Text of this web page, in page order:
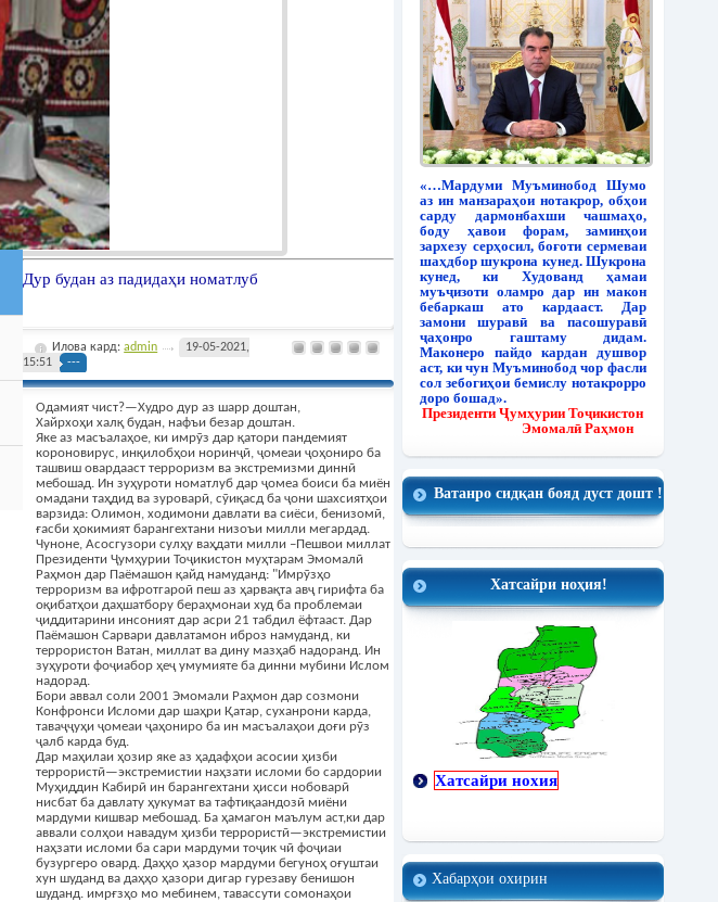
«…Мардуми Муъминобод Шумо
аз ин манзараҳои нотакрор, обҳои
сарду дармонбахши чашмаҳо,
боду ҳавои форам, заминҳои
зархезу серҳосил, боғоти сермеваи
шаҳдбор шукрона кунед. Шукрона
кунед, ки Худованд ҳамаи
муъҷизоти оламро дар ин макон
бебаркаш ато кардааст. Дар
замони шуравӣ ва пасошуравӣ
ҷаҳонро гаштаму дидам.
Маконеро пайдо кардан душвор
аст, ки чун Муъминобод чор фасли
сол зебогиҳои бемислу нотакрорро
доро бошад».
Президенти Ҷумҳурии Тоҷикистон
Эмомалӣ Раҳмон
Ватанро сидқан бояд дуст дошт !
Хатсайри ноҳия!
Хатсайри нохия
Хабарҳои охирин
Дур будан аз падидаҳи номатлуб
Илова кард:admin
19-05-2021,
15:51
---
Одамият чист?—Худро дур аз шарр доштан,
Хайрхоҳи халқ будан, нафъи безар доштан.
Яке аз масъалаҳое, ки имрӯз дар қатори пандемият
короновирус, инқилобҳои норинҷӣ, ҷомеаи ҷоҳониро ба
ташвиш овардааст терроризм ва экстремизми диннӣ
мебошад. Ин зуҳуроти номатлуб дар ҷомеа боиси ба миён
омадани таҳдид ва зуроварӣ, сӯиқасд ба ҷони шахсиятҳои
варзида: Олимон, ходимони давлати ва сиёси, бенизомӣ,
ғасби ҳокимият барангехтани низоъи милли мегардад.
Чуноне, Асосгузори сулҳу ваҳдати милли –Пешвои миллат
Президенти Ҷумҳурии Тоҷикистон муҳтарам Эмомалӣ
Раҳмон дар Паёмашон қайд намуданд: "Имрӯзҳо
терроризм ва ифротгароӣ пеш аз ҳарвақта авҷ гирифта ба
оқибатҳои даҳшатбору бераҳмонаи худ ба проблемаи
ҷиддитарини инсоният дар асри 21 табдил ёфтааст. Дар
Паёмашон Сарвари давлатамон иброз намуданд, ки
террористон Ватан, миллат ва дину мазҳаб надоранд. Ин
зуҳуроти фоҷиабор ҳеҷ умумияте ба динни мубини Ислом
надорад.
Бори аввал соли 2001 Эмомали Раҳмон дар созмони
Конфронси Исломи дар шаҳри Қатар, суханрони карда,
таваҷҷуҳи ҷомеаи ҷаҳониро ба ин масъалаҳои доғи рӯз
ҷалб карда буд.
Дар маҳилаи ҳозир яке аз ҳадафҳои асосии ҳизби
террористӣ—экстремистии наҳзати исломи бо сардории
Муҳиддин Кабирӣ ин барангехтани ҳисси нобоварӣ
нисбат ба давлату ҳукумат ва тафтиқаандозӣ миёни
мардуми кишвар мебошад. Ба ҳамагон маълум аст,ки дар
аввали солҳои навадум ҳизби террористӣ—экстремистии
наҳзати исломи ба сари мардуми тоҷик чӣ фоҷиаи
бузургеро овард. Даҳҳо ҳазор мардуми бегуноҳ оғуштаи
хун шуданд ва даҳҳо ҳазори дигар гурезаву бенишон
шуданд. имрғзҳо мо мебинем, тавассути сомонаҳои